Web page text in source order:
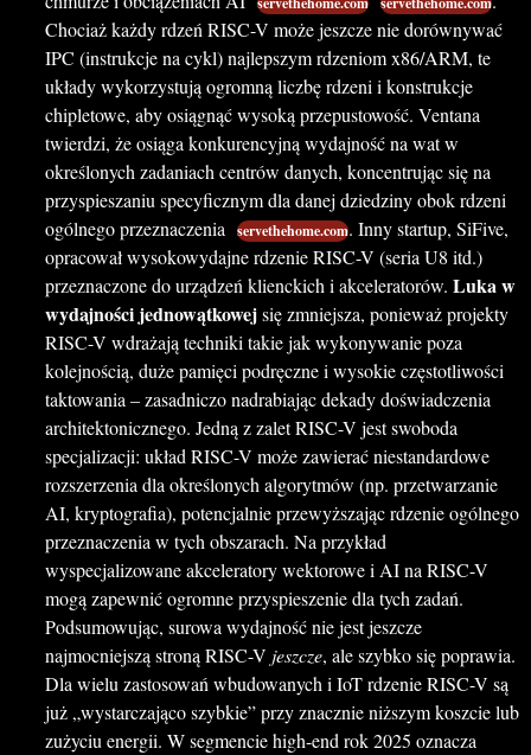
Chociaż każdy rdzeń RISC-V może jeszcze nie dorównywać
IPC (instrukcje na cykl) najlepszym rdzeniom x86/ARM, te
układy wykorzystują ogromną liczbę rdzeni i konstrukcje
chipletowe, aby osiągnąć wysoką przepustowość. Ventana
twierdzi, że osiąga konkurencyjną wydajność na wat w
określonych zadaniach centrów danych, koncentrując się na
przyspieszaniu specyficznym dla danej dziedziny obok rdzeni
ogólnego przeznaczenia servethehome.com. Inny startup, SiFive,
opracował wysokowydajne rdzenie RISC-V (seria U8 itd.)
przeznaczone do urządzeń klienckich i akceleratorów. Luka w
wydajności jednowątkowejsię zmniejsza, ponieważ projekty
RISC-V wdrażają techniki takie jak wykonywanie poza
kolejnością, duże pamięci podręczne i wysokie częstotliwości
taktowania – zasadniczo nadrabiając dekady doświadczenia
architektonicznego. Jedną z zalet RISC-V jest swoboda
specjalizacji: układ RISC-V może zawierać niestandardowe
rozszerzenia dla określonych algorytmów (np. przetwarzanie
AI, kryptografia), potencjalnie przewyższając rdzenie ogólnego
przeznaczenia w tych obszarach. Na przykład
wyspecjalizowane akceleratory wektorowe i AI na RISC-V
mogą zapewnić ogromne przyspieszenie dla tych zadań.
Podsumowując, surowa wydajność nie jest jeszcze
najmocniejszą stroną RISC-V jeszcze, ale szybko się poprawia.
Dla wielu zastosowań wbudowanych i IoT rdzenie RISC-V są
już „wystarczająco szybkie” przy znacznie niższym koszcie lub
zużyciu energii. W segmencie high-end rok 2025 oznacza